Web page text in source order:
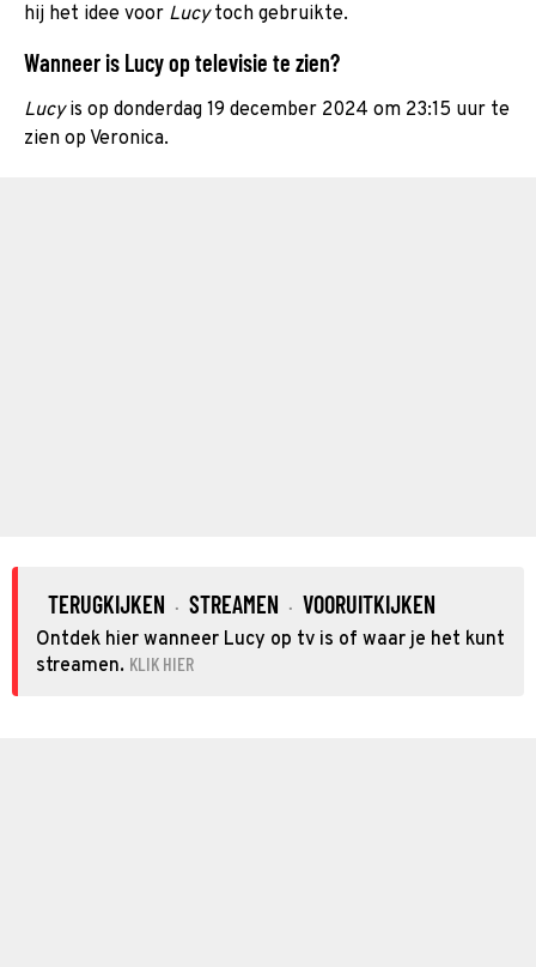
hij het idee voor Lucytoch gebruikte.
Wanneer is Lucy op televisie te zien?
Lucyis op donderdag 19 december 2024 om 23:15 uur te
zien op Veronica.
TERUGKIJKEN · STREAMEN · VOORUITKIJKEN
Ontdek hier wanneer Lucy op tv is of waar je het kunt
streamen. KLIK HIER